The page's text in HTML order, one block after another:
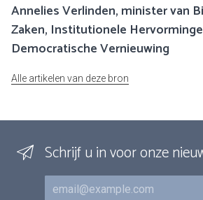
Annelies Verlinden, minister van
Zaken, Institutionele
Democratische Vernieuwing
Alle artikelen van deze bron
Schrijf u in voor onze
E-mail